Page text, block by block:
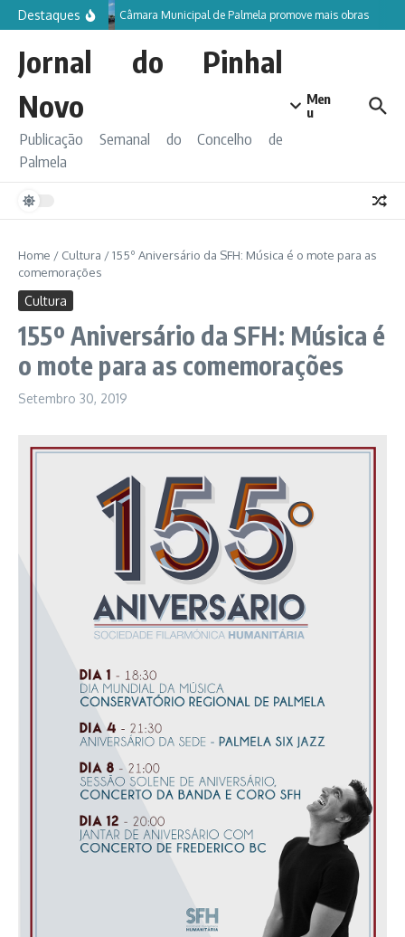
Ir para o conteúdo
Destaques Câmara Municipal de Palmela promove mais obras
Jornal do Pinhal
Novo
Publicação Semanal do Concelho de
Palmela
Men
u
Home / Cultura /155º Aniversário da SFH: Música é o mote para as
comemorações
Cultura
155º Aniversário da SFH: Música é
o mote para as comemorações
Setembro 30, 2019